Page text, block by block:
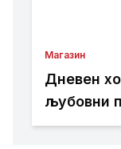
Магазин
Дневен
љубовни